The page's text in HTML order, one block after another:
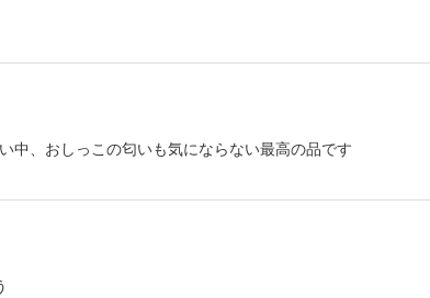
中、おしっこの匂いも気にならない最高の品です